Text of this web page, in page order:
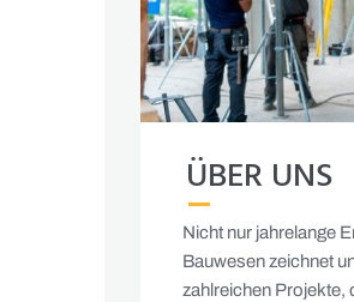
ÜBER UNS
Nicht nur jahrelange
Bauwesen zeichnet
zahlreichen Projekte,